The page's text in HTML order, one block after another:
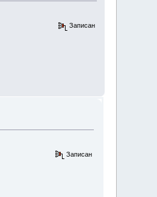
Записан
Записан